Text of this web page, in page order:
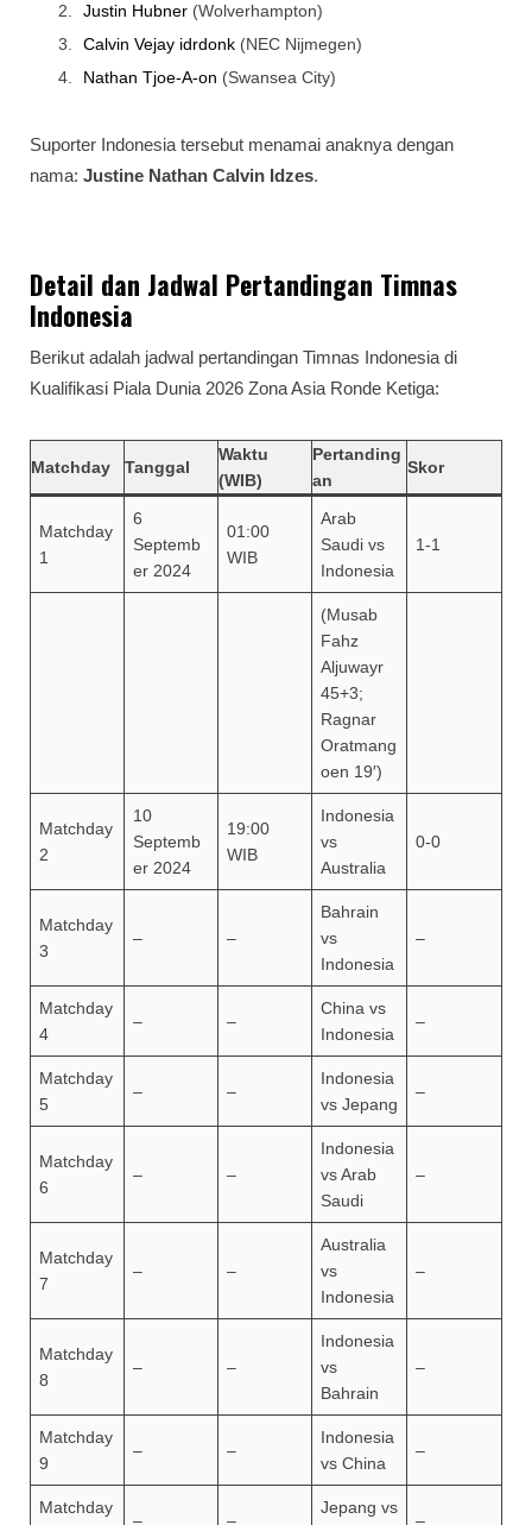
Justin Hubner (Wolverhampton)
Calvin Vejay idrdonk (NEC Nijmegen)
Nathan Tjoe-A-on (Swansea City)
Suporter Indonesia tersebut menamai anaknya dengan
nama: Justine Nathan Calvin Idzes.
Detail dan Jadwal Pertandingan Timnas
Indonesia
Berikut adalah jadwal pertandingan Timnas Indonesia di
Kualifikasi Piala Dunia 2026 Zona Asia Ronde Ketiga:
Matchday Tanggal
Waktu
(WIB)
Pertanding
an
Skor
Matchday
1
6
Septemb
er 2024
01:00
WIB
Arab
Saudi vs
Indonesia
1-1
(Musab
Fahz
Aljuwayr
45+3;
Ragnar
Oratmang
oen 19′)
Matchday
2
10
Septemb
er 2024
19:00
WIB
Indonesia
vs
Australia
0-0
Matchday
3
– –
Bahrain
vs
Indonesia
–
Matchday
4
– –
China vs
Indonesia
–
Matchday
5
– –
Indonesia
vs Jepang
–
Matchday
6
– –
Indonesia
vs Arab
Saudi
–
Matchday
7
– –
Australia
vs
Indonesia
–
Matchday
8
– –
Indonesia
vs
Bahrain
–
Matchday
9
– –
Indonesia
vs China
–
Matchday
– –
Jepang vs
–